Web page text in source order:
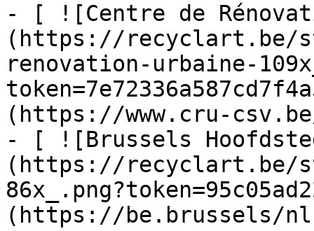
- [ ![Centre de
(https://recyclart.be/
renovation-urbaine-
(https://www.cru-
- [ ![Brussels
(https://recyclart.be/
(https://be.brussels/